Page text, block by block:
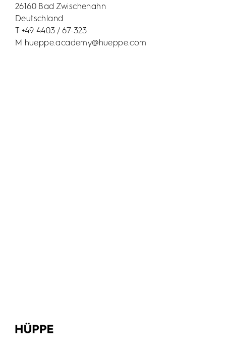
26160 Bad Zwischenahn
Deutschland
T +49 4403 / 67-323
M hueppe.academy@hueppe.com